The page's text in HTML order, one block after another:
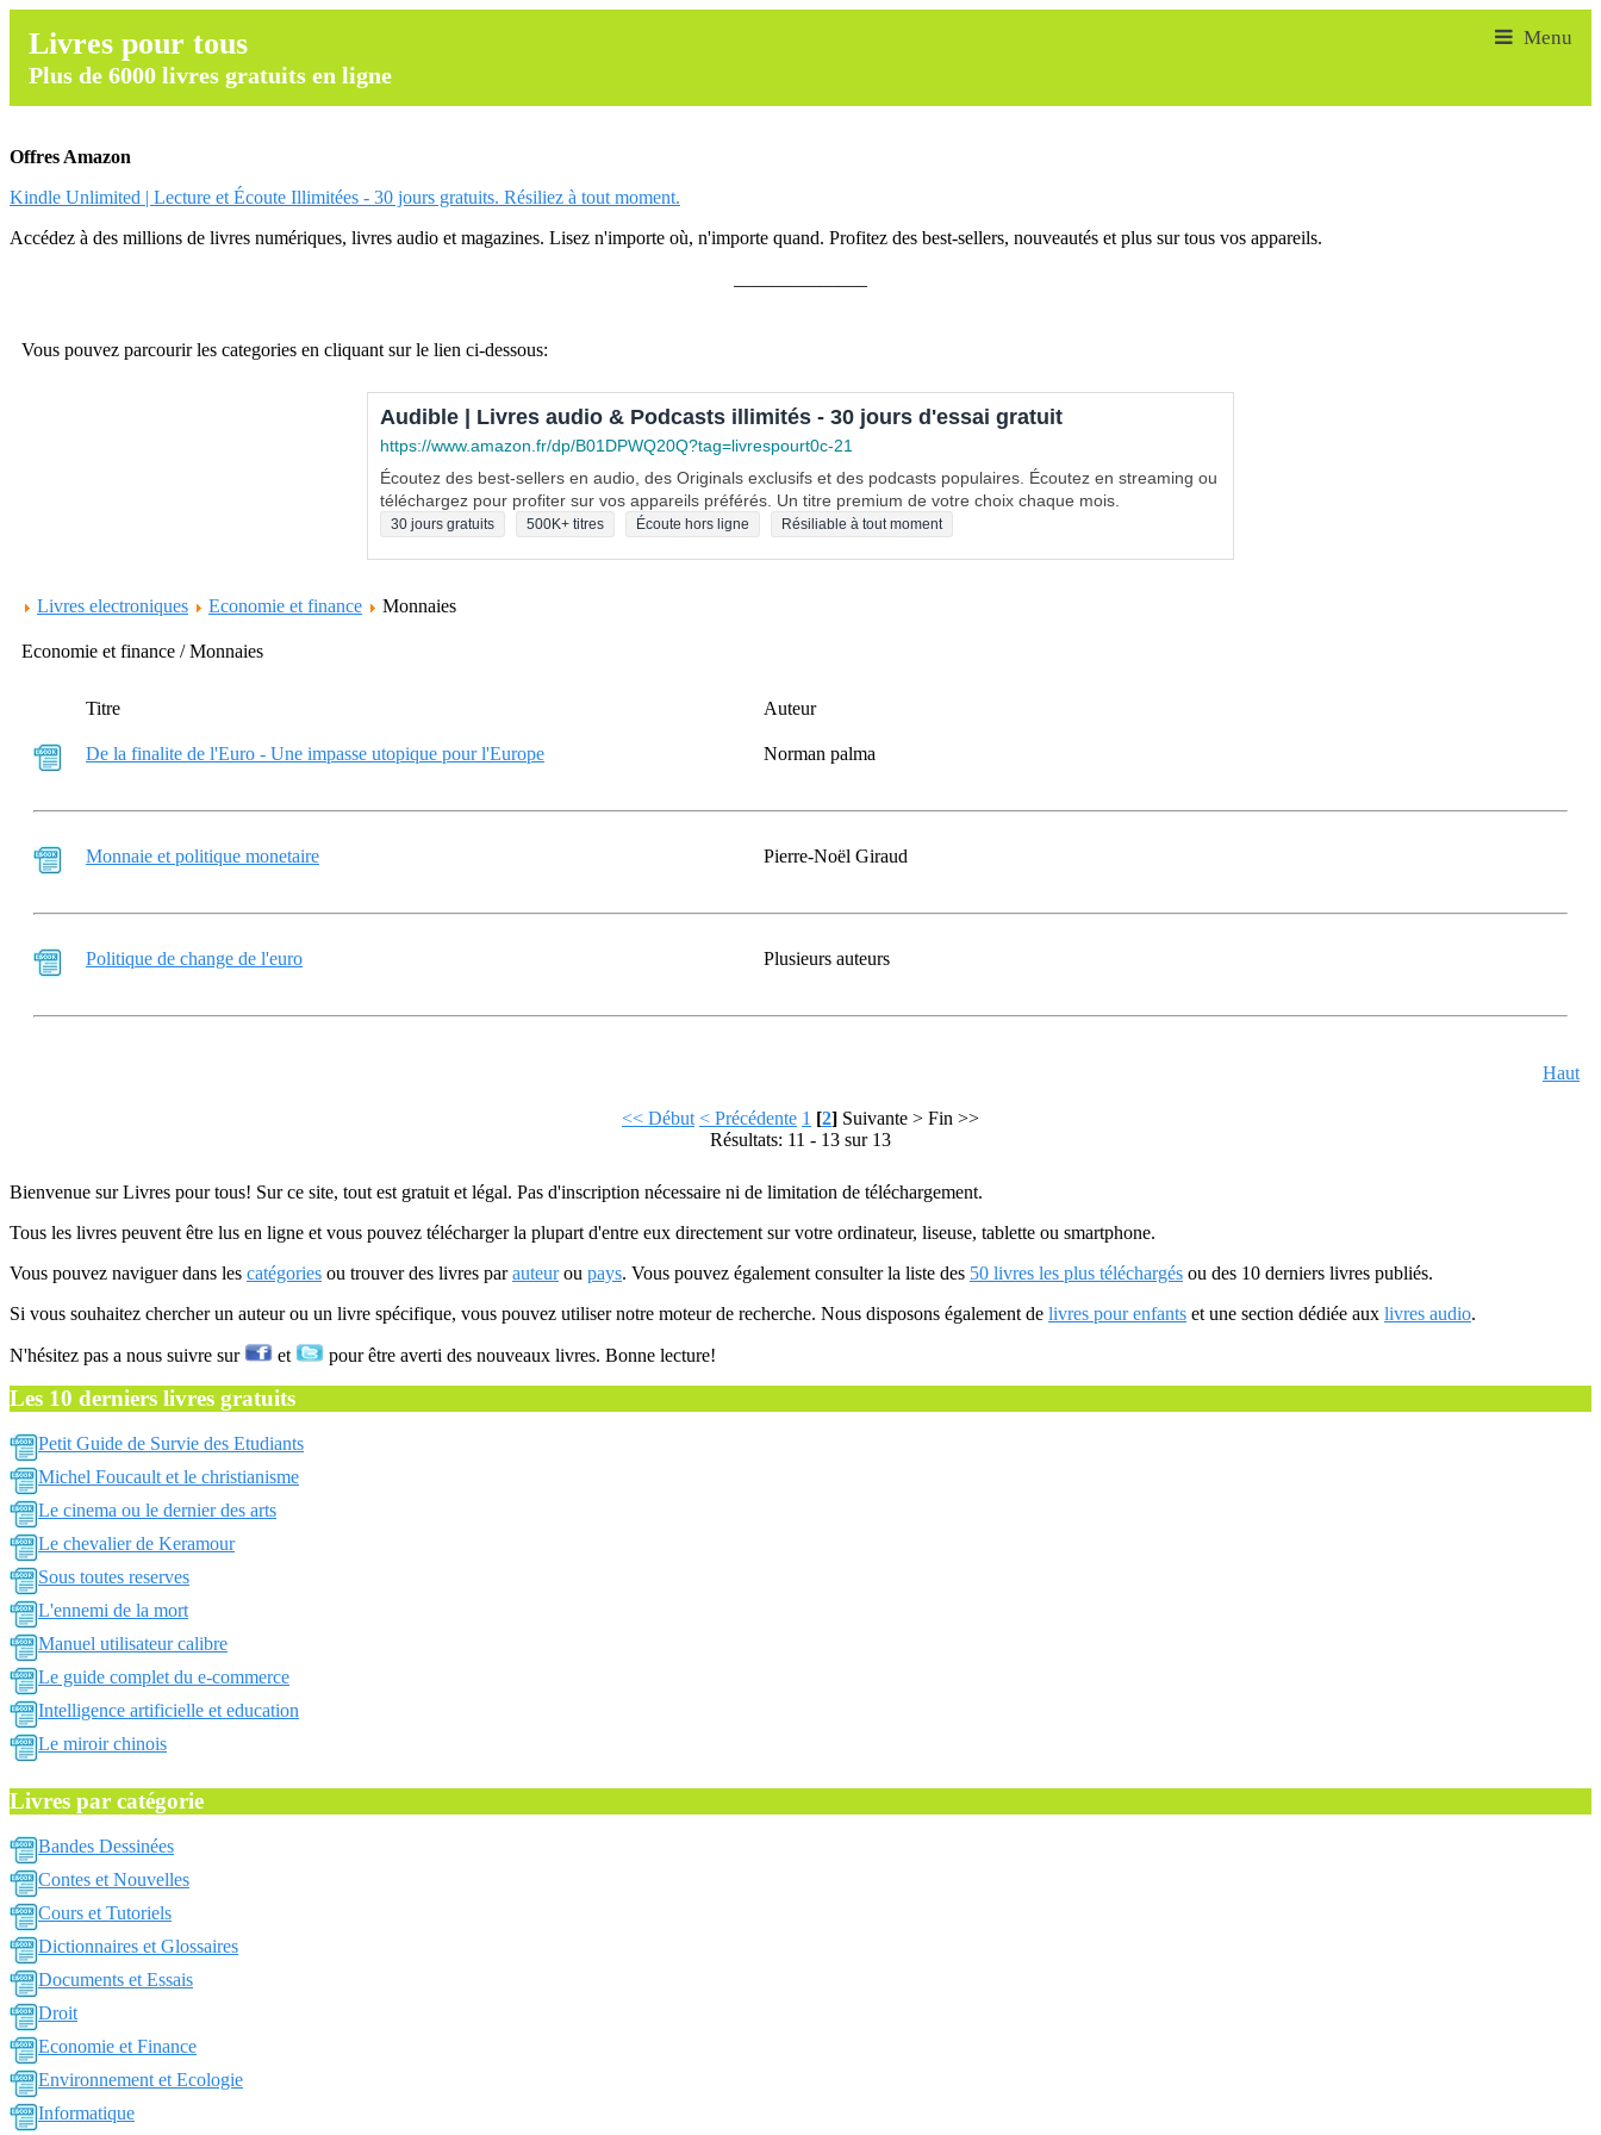
Livres pour tous
Plus de 6000 livres gratuits en ligne
Offres Amazon
Kindle Unlimited | Lecture et Écoute Illimitées - 30 jours gratuits. Résiliez à tout moment.
Accédez à des millions de livres numériques, livres audio et magazines. Lisez n'importe où, n'importe quand. Profitez des best-sellers, nouveautés et plus sur tous vos appareils.
Vous pouvez parcourir les categories en cliquant sur le lien ci-dessous:
Audible | Livres audio & Podcasts illimités - 30 jours d'essai gratuit
https://www.amazon.fr/dp/B01DPWQ20Q?tag=livrespourt0c-21
Écoutez des best-sellers en audio, des Originals exclusifs et des podcasts populaires. Écoutez en streaming ou
téléchargez pour profiter sur vos appareils préférés. Un titre premium de votre choix chaque mois.
30 jours gratuits 500K+ titres Écoute hors ligne Résiliable à tout moment
Livres electroniques Economie et finance Monnaies
Economie et finance / Monnaies
Titre Auteur
De la finalite de l'Euro - Une impasse utopique pour l'Europe Norman palma
Monnaie et politique monetaire Pierre-Noël Giraud
Politique de change de l'euro Plusieurs auteurs
Haut
<< Début < Précédente 1 [2] Suivante > Fin >>
Résultats: 11 - 13 sur 13
Bienvenue sur Livres pour tous! Sur ce site, tout est gratuit et légal. Pas d'inscription nécessaire ni de limitation de téléchargement.
Tous les livres peuvent être lus en ligne et vous pouvez télécharger la plupart d'entre eux directement sur votre ordinateur, liseuse, tablette ou smartphone.
Vous pouvez naviguer dans les catégories ou trouver des livres parauteurou pays. Vous pouvez également consulter la liste des 50 livres les plus téléchargés ou des 10 derniers livres publiés.
Si vous souhaitez chercher un auteur ou un livre spécifique, vous pouvez utiliser notre moteur de recherche. Nous disposons également de livres pour enfants et une section dédiée aux livres audio.
N'hésitez pas a nous suivre sur et pour être averti des nouveaux livres. Bonne lecture!
Les 10 derniers livres gratuits
Petit Guide de Survie des Etudiants
Michel Foucault et le christianisme
Le cinema ou le dernier des arts
Le chevalier de Keramour
Sous toutes reserves
L'ennemi de la mort
Manuel utilisateur calibre
Le guide complet du e-commerce
Intelligence artificielle et education
Le miroir chinois
Livres par catégorie
Bandes Dessinées
Contes et Nouvelles
Cours et Tutoriels
Dictionnaires et Glossaires
Documents et Essais
Droit
Economie et Finance
Environnement et Ecologie
Informatique